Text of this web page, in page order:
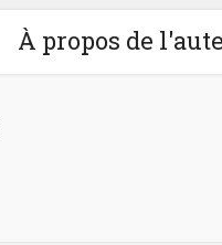
À propos de